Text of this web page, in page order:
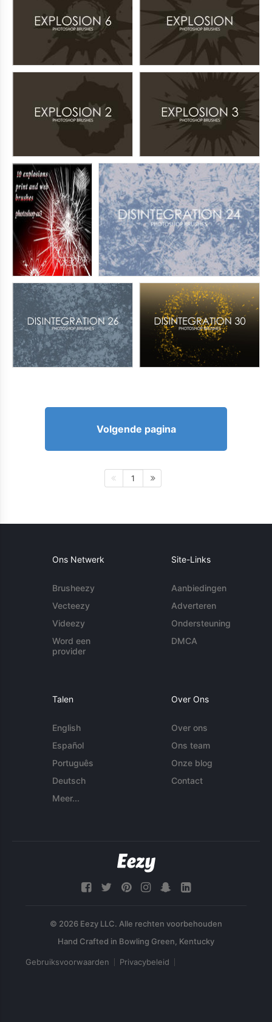
Volgende pagina
1
Ons Netwerk
Brusheezy
Vecteezy
Videezy
Word een
provider
Site-Links
Aanbiedingen
Adverteren
Ondersteuning
DMCA
Talen
English
Español
Português
Deutsch
Meer...
Over Ons
Over ons
Ons team
Onze blog
Contact
© 2026 Eezy LLC. Alle rechten voorbehouden
Gebruiksvoorwaarden Privacybeleid